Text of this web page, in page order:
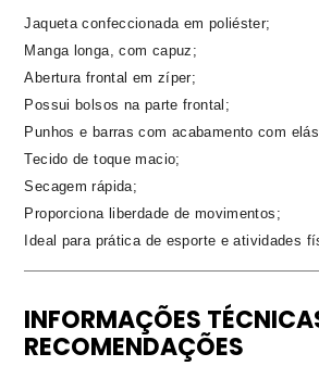
Jaqueta confeccionada em poliéster;
Manga longa, com capuz;
Abertura frontal em zíper;
Possui bolsos na parte frontal;
Punhos e barras com acabamento com
Tecido de toque macio;
Secagem rápida;
Proporciona liberdade de movimentos;
Ideal para prática de esporte e atividades
INFORMAÇÕES
RECOMENDAÇÕES